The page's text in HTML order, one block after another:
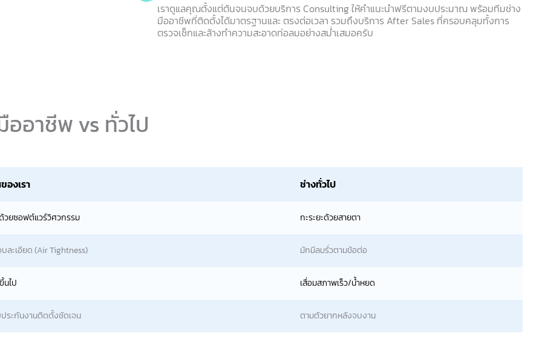
เราดูแลคุณตั้งแต่ต้นจนจบด้วยบริการ Consulting ให้คำแนะนำฟรีตามงบประมาณ พร้อมทีมช่าง
มืออาชีพที่ติดตั้งได้มาตรฐานและ ตรงต่อเวลา รวมถึงบริการ After Sales ที่ครอบคลุมทั้งการ
ตรวจเช็กและล้างทำความสะอาดท่อลมอย่างสม่ำเสมอครับ
อาชีพ vs ทั่วไป
องเรา ช่างทั่วไป
วยซอฟต์แวร์วิศวกรรม กะระยะด้วยสายตา
ละเอียด (Air Tightness) มักมีลมรั่วตามข้อต่อ
นไป เสื่อมสภาพเร็ว/น้ำหยด
ระกันงานติดตั้งชัดเจน ตามตัวยากหลังจบงาน